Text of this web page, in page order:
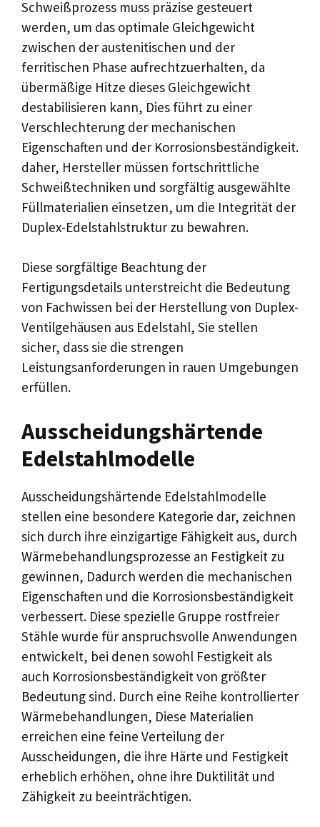
Schweißprozess muss präzise gesteuert
werden, um das optimale Gleichgewicht
zwischen der austenitischen und der
ferritischen Phase aufrechtzuerhalten, da
übermäßige Hitze dieses Gleichgewicht
destabilisieren kann, Dies führt zu einer
Verschlechterung der mechanischen
Eigenschaften und der Korrosionsbeständigkeit.
daher, Hersteller müssen fortschrittliche
Schweißtechniken und sorgfältig ausgewählte
Füllmaterialien einsetzen, um die Integrität der
Duplex-Edelstahlstruktur zu bewahren.
Diese sorgfältige Beachtung der
Fertigungsdetails unterstreicht die Bedeutung
von Fachwissen bei der Herstellung von Duplex-
Ventilgehäusen aus Edelstahl, Sie stellen
sicher, dass sie die strengen
Leistungsanforderungen in rauen Umgebungen
erfüllen.
Ausscheidungshärtende
Edelstahlmodelle
Ausscheidungshärtende Edelstahlmodelle
stellen eine besondere Kategorie dar, zeichnen
sich durch ihre einzigartige Fähigkeit aus, durch
Wärmebehandlungsprozesse an Festigkeit zu
gewinnen, Dadurch werden die mechanischen
Eigenschaften und die Korrosionsbeständigkeit
verbessert. Diese spezielle Gruppe rostfreier
Stähle wurde für anspruchsvolle Anwendungen
entwickelt, bei denen sowohl Festigkeit als
auch Korrosionsbeständigkeit von größter
Bedeutung sind. Durch eine Reihe kontrollierter
Wärmebehandlungen, Diese Materialien
erreichen eine feine Verteilung der
Ausscheidungen, die ihre Härte und Festigkeit
erheblich erhöhen, ohne ihre Duktilität und
Zähigkeit zu beeinträchtigen.